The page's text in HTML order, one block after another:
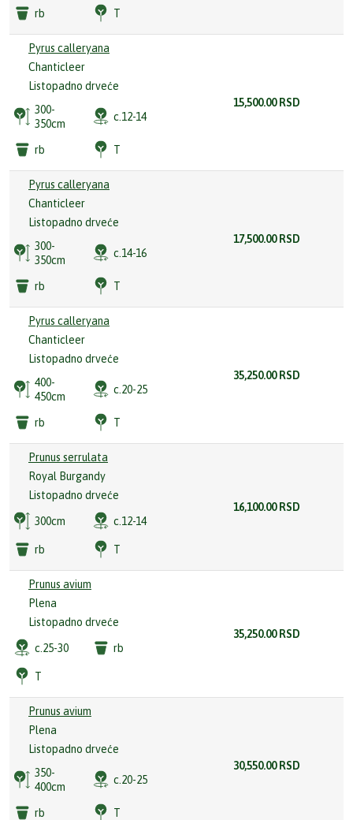
rb T
Pyrus calleryana
Chanticleer
Listopadno drveće
300-
350cm
c.12-14
rb T
15,500.00 RSD
Pyrus calleryana
Chanticleer
Listopadno drveće
300-
350cm
c.14-16
rb T
17,500.00 RSD
Pyrus calleryana
Chanticleer
Listopadno drveće
400-
450cm
c.20-25
rb T
35,250.00 RSD
Prunus serrulata
Royal Burgandy
Listopadno drveće
300cm c.12-14
rb T
16,100.00 RSD
Prunus avium
Plena
Listopadno drveće
c.25-30 rb
T
35,250.00 RSD
Prunus avium
Plena
Listopadno drveće
350-
400cm
c.20-25
rb T
30,550.00 RSD